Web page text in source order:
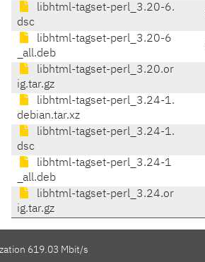
libhtml-tagset-perl_3.20-6.
dsc
libhtml-tagset-perl_3.20-6
_all.deb
libhtml-tagset-perl_3.20.or
ig.tar.gz
libhtml-tagset-perl_3.24-1.
debian.tar.xz
libhtml-tagset-perl_3.24-1.
dsc
libhtml-tagset-perl_3.24-1
_all.deb
libhtml-tagset-perl_3.24.or
ig.tar.gz
619.03 Mbit/s